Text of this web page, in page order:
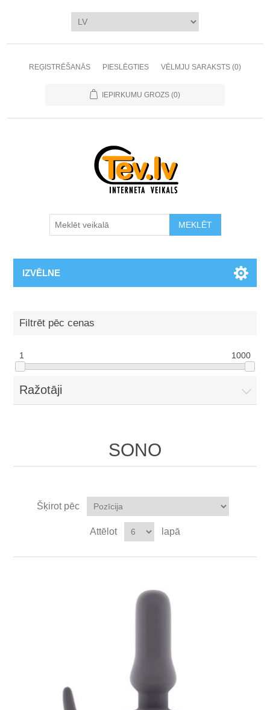
REĢISTRĒŠANĀS PIESLĒGTIES VĒLMJU SARAKSTS (0)
IEPIRKUMU GROZS (0)
MEKLĒT
IZVĒLNE
Filtrēt pēc cenas
1 1000
Ražotāji
SONO
Šķirot pēc
Attēlot lapā